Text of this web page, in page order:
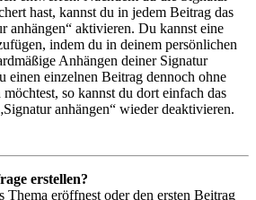
hast, kannst du in jedem Beitrag das
anhängen“ aktivieren. Du kannst eine
indem du in deinem persönlichen
Anhängen deiner Signatur
einen einzelnen Beitrag dennoch ohne
möchtest, so kannst du dort einfach das
anhängen“ wieder deaktivieren.
erstellen?
Thema eröffnest oder den ersten Beitrag